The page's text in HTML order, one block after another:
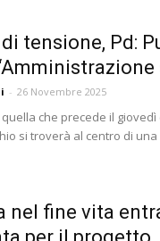
tensione, Pd:
- 26 Novembre 2025
che precede il
si troverà al centro di
nel fine vita